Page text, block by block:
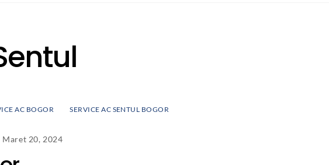
AC BOGOR SERVICE AC SENTUL BOGOR
Maret 20, 2024